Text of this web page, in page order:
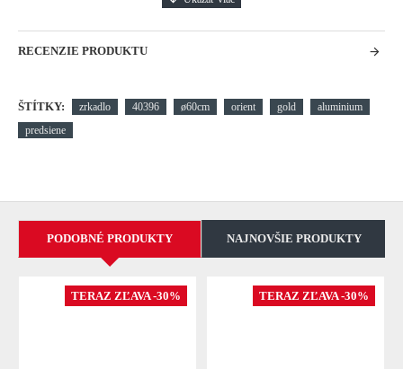
RECENZIE PRODUKTU
ŠTÍTKY: zrkadlo 40396 ø60cm orient gold
aluminium
predsiene
PODOBNÉ PRODUKTY NAJNOVŠIE PRODUKTY
TERAZ ZĽAVA -30% TERAZ ZĽAVA -30%